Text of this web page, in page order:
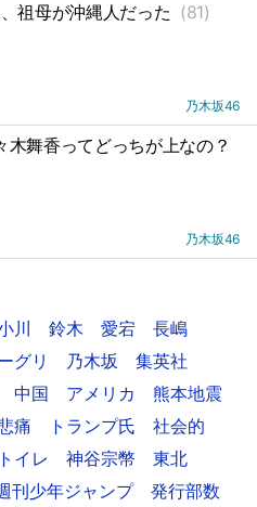
祖母が沖縄人だった (81)
乃木坂46
舞香ってどっちが上なの？
乃木坂46
川 鈴木 愛宕
長嶋
グリ 乃木坂
集英社
中国 アメリカ
熊本地震
痛 トランプ氏
社会的
イレ 神谷宗幣
東北
刊少年ジャンプ
発行部数